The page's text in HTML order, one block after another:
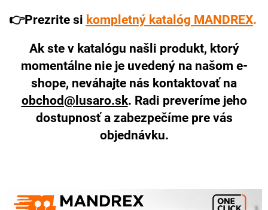
👉Prezrite si kompletný katalóg MANDREX.
Ak ste v katalógu našli produkt, ktorý
momentálne nie je uvedený na našom e-
shope, neváhajte nás kontaktovať na
obchod@lusaro.sk. Radi preveríme jeho
dostupnosť a zabezpečíme pre vás
objednávku.